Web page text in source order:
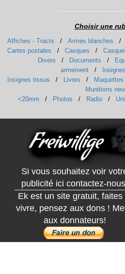
Choisir une
Affiches - Tracts / Armes blanches /
Cartes postales / Casques /
Divers / Documents /
armement/
Insignes tissus / Livres /
Munitions
<20mm / Photos / Radio /
Si vous souhaitez voir
publicité ici contactez-
Ek est un site gratuit, faites
vivre, pensez aux dons !
aux donnateurs!